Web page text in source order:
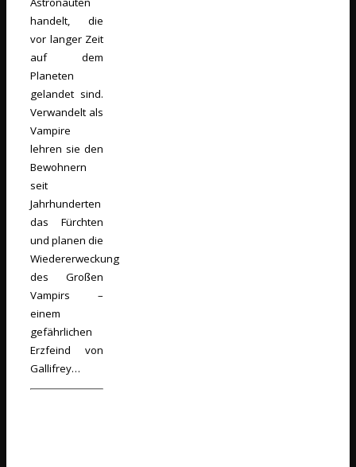
handelt, die
vor langer Zeit
auf dem
Planeten
gelandet sind.
Verwandelt als
Vampire
lehren sie den
Bewohnern
seit
Jahrhunderten
das Fürchten
und planen die
Wiedererweckung
des Großen
Vampirs –
einem
gefährlichen
Erzfeind von
Gallifrey…